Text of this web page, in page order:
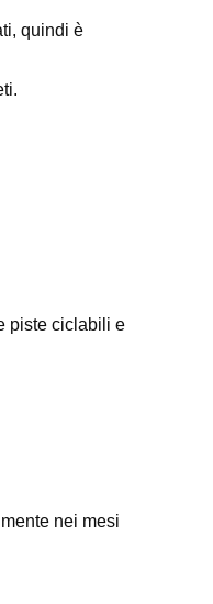
quindi è
piste ciclabili e
nei mesi